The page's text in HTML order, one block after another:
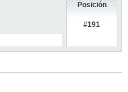
Posición
#191